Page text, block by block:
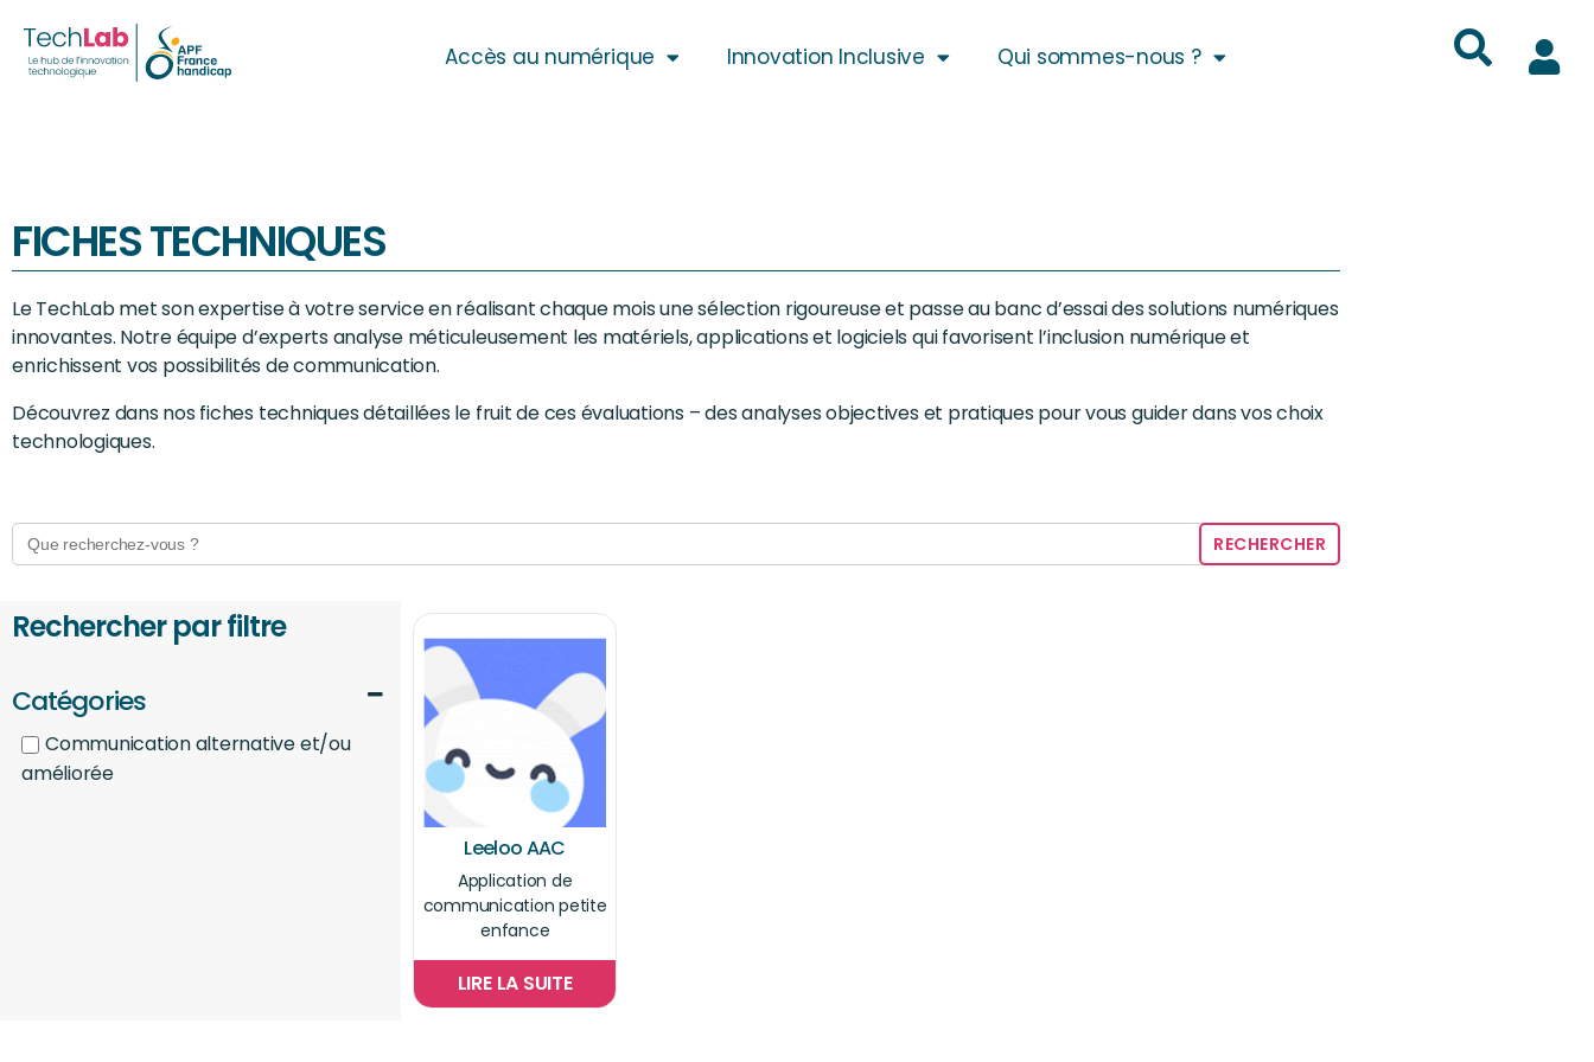
Accès au numérique Innovation Inclusive Qui sommes-nous ?
FICHES TECHNIQUES
Le TechLab met son expertise à votre service en réalisant chaque mois une sélection rigoureuse et passe au banc d’essai des solutions numériques
innovantes. Notre équipe d’experts analyse méticuleusement les matériels, applications et logiciels qui favorisent l’inclusion numérique et
enrichissent vos possibilités de communication.
Découvrez dans nos fiches techniques détaillées le fruit de ces évaluations – des analyses objectives et pratiques pour vous guider dans vos choix
technologiques.
Search
for:
Rechercher par filtre
Catégories
Communication alternative et/ou
améliorée
Leeloo AAC
Application de
communication petite
enfance
LIRE LA SUITE